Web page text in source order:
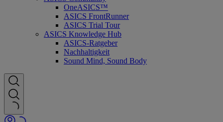
OneASICS™
ASICS FrontRunner
ASICS Trial Tour
ASICS Knowledge Hub
ASICS-Ratgeber
Nachhaltigkeit
Sound Mind, Sound Body